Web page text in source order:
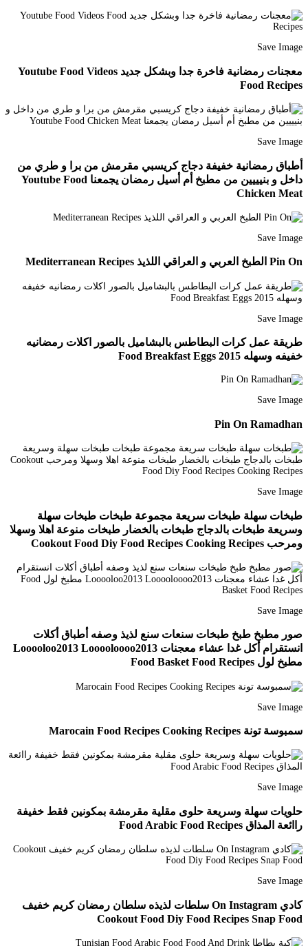
Save Image
معجنات رمضانية فاخرة جدا وبشكل جديد Youtube Food Videos
Food Recipes
Save Image
أطباق رمضانية خفيفة دجاج كريسبي مقرمش من برا و طري من
داخل و بنيييين من مطبخ أم أسيل رمضان يجمعنا Youtube Food
Chicken Meat
Save Image
Pin On الطبخ العربي و العراقي اللذيذ Mediterranean Recipes
Save Image
طريقة عمل كرات البطاطس بالبشاميل بالصور اكلات رمضانيه
خفيفه وسهله 2015 Food Breakfast Eggs
Save Image
Pin On Ramadhan
Save Image
طبخات سهلة طبخات سريعة مجموعة طبخات طبخات سهلة
وسريعة طبخات بالدجاج طبخات بالخضار طبخات منوعة اهلا وسهلا
ومرحب Cookout Food Diy Food Recipes Cooking Recipes
Save Image
صور مطبخ طبخ طبخات سنعات سنع لذيذ وصفه أطباق أكلات
انستقرام أكل غدا عشاء معجنات Looooloo2013 Looooloooo2013
مطبخ لول Food Basket Food Recipes
Save Image
سمبوسة تونة Marocain Food Recipes Cooking Recipes
Save Image
حلويات سهلة وسريعة حلوى مقلية مقرمشة بمكونين فقط خفيفة
راائعة المذاق Food Arabic Food Recipes
Save Image
كادي On Instagram سلطات لذيذه سلطان رمضان كريم خفيف
Cookout Food Diy Food Recipes Snap Food